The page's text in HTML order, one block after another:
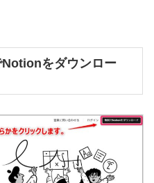
をダウンロー